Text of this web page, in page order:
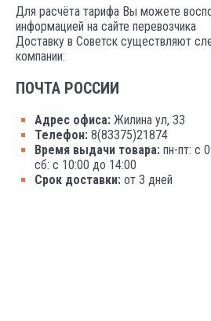
Для расчёта тарифа Вы можете
информацией на сайте перевозчика
Доставку в Советск существляют
компании:
ПОЧТА РОССИИ
Адрес офиса: Жилина ул, 33
Телефон: 8(83375)21874
Время выдачи товара: пн-пт: с
сб: с 10:00 до 14:00
Срок доставки: от 3 дней